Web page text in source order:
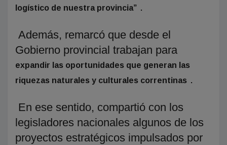
logístico de nuestra provincia” .
Además, remarcó que desde el
Gobierno provincial trabajan para
expandir las oportunidades que generan las
riquezas naturales y culturales correntinas .
En ese sentido, compartió con los
legisladores nacionales algunos de los
proyectos estratégicos impulsados por